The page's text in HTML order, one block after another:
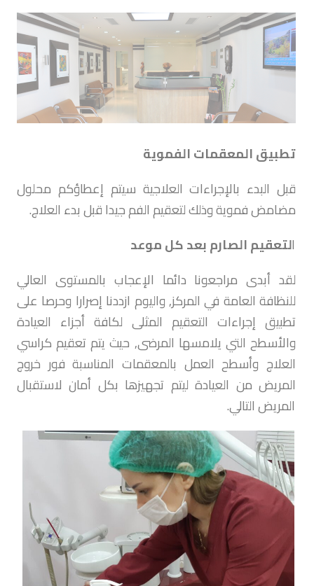
تطبيق المعقمات الفموية
قبل البدء بالإجراءات العلاجية سيتم إعطاؤكم محلول
مضامض فموية وذلك لتعقيم الفم جيدا قبل بدء العلاج.
التعقيم الصارم بعد كل موعد
لقد أبدى مراجعونا دائما الإعجاب بالمستوى العالي
للنظافة العامة في المركز, واليوم ازددنا إصرارا وحرصا على
تطبيق إجراءات التعقيم المثلى لكافة أجزاء العيادة
والأسطح التي يلامسها المرضى, حيث يتم تعقيم كراسي
العلاج وأسطح العمل بالمعقمات المناسبة فور خروج
المريض من العيادة ليتم تجهيزها بكل أمان لاستقبال
المريض التالي.